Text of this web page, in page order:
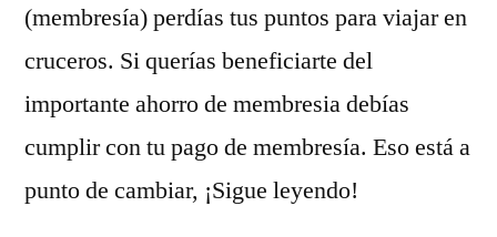
(membresía) perdías tus puntos para viajar en
cruceros. Si querías beneficiarte del
importante ahorro de membresia debías
cumplir con tu pago de membresía. Eso está a
punto de cambiar, ¡Sigue leyendo!